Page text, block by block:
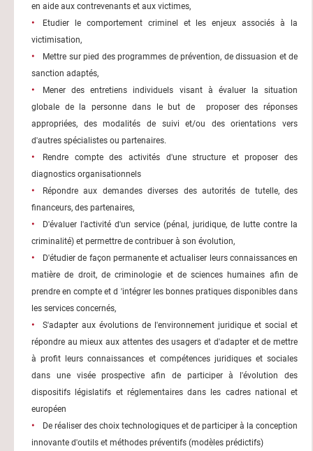
en aide aux contrevenants et aux victimes,
Etudier le comportement criminel et les enjeux associés à la
victimisation,
Mettre sur pied des programmes de prévention, de dissuasion et de
sanction adaptés,
Mener des entretiens individuels visant à évaluer la situation
globale de la personne dans le but de proposer des réponses
appropriées, des modalités de suivi et/ou des orientations vers
d'autres spécialistes ou partenaires.
Rendre compte des activités d'une structure et proposer des
diagnostics organisationnels
Répondre aux demandes diverses des autorités de tutelle, des
financeurs, des partenaires,
D'évaluer l'activité d'un service (pénal, juridique, de lutte contre la
criminalité) et permettre de contribuer à son évolution,
D'étudier de façon permanente et actualiser leurs connaissances en
matière de droit, de criminologie et de sciences humaines afin de
prendre en compte et d 'intégrer les bonnes pratiques disponibles dans
les services concernés,
S'adapter aux évolutions de l'environnement juridique et social et
répondre au mieux aux attentes des usagers et d'adapter et de mettre
à profit leurs connaissances et compétences juridiques et sociales
dans une visée prospective afin de participer à l'évolution des
dispositifs législatifs et réglementaires dans les cadres national et
européen
De réaliser des choix technologiques et de participer à la conception
innovante d'outils et méthodes préventifs (modèles prédictifs)